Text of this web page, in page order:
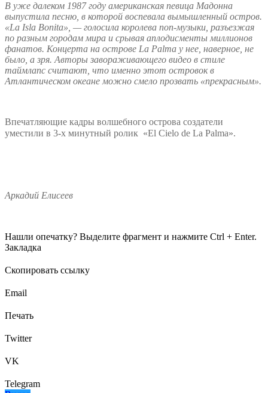
В уже далеком 1987 году американская певица Мадонна
выпустила песню, в которой воспевала вымышленный остров.
«La Isla Bonita», — голосила королева поп-музыки, разъезжая
по разным городам мира и срывая аплодисменты миллионов
фанатов. Концерта на острове La Palma у нее, наверное, не
было, а зря. Авторы завораживающего видео в стиле
таймлапс считают, что именно этот островок в
Атлантическом океане можно смело прозвать «прекрасным».
Впечатляющие кадры волшебного острова создатели
уместили в 3-х минутный ролик «El Cielo de La Palma».
Аркадий Елисеев
Нашли опечатку? Выделите фрагмент и нажмите Ctrl + Enter.
Закладка
Скопировать ссылку
Email
Печать
Twitter
VK
Telegram